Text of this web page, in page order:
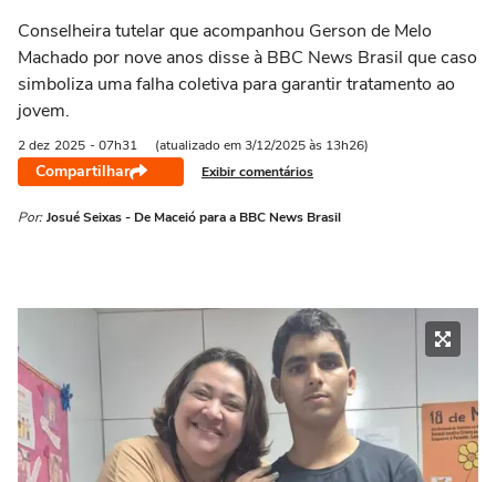
Conselheira tutelar que acompanhou Gerson de Melo
Machado por nove anos disse à BBC News Brasil que caso
simboliza uma falha coletiva para garantir tratamento ao
jovem.
2 dez 2025 - 07h31 (atualizado em 3/12/2025 às 13h26)
Compartilhar Exibir comentários
Por: Josué Seixas - De Maceió para a BBC News Brasil